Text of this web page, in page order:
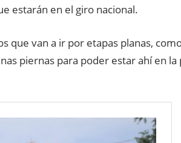
estarán en el giro nacional.
que van a ir por etapas planas,
piernas para poder estar ahí en la